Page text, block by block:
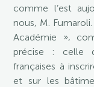
comme l’est
nous, M.
Académie »,
précise : celle
françaises à
et sur les